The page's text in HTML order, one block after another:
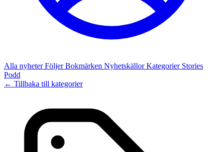
Alla nyheterFöljerBokmärken NyhetskällorKategorier Stories
Podd
← Tillbaka till kategorier